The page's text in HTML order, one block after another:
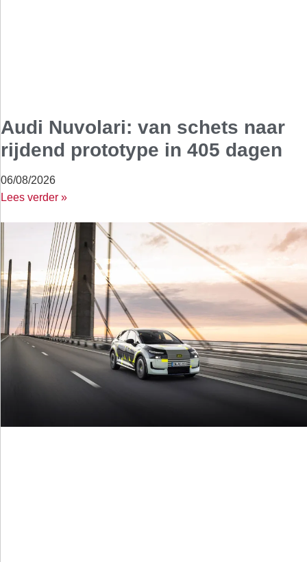
Audi Nuvolari: van schets naar
rijdend prototype in 405 dagen
06/08/2026
Lees verder »